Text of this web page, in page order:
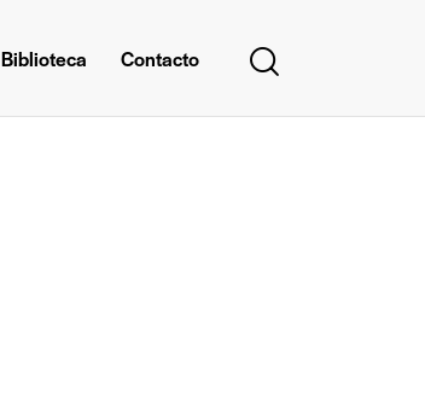
Biblioteca Contacto